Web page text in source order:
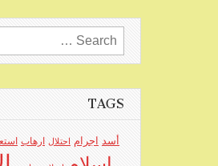
Search
for:
TAGS
أسد اجرام احتلال ارهاب